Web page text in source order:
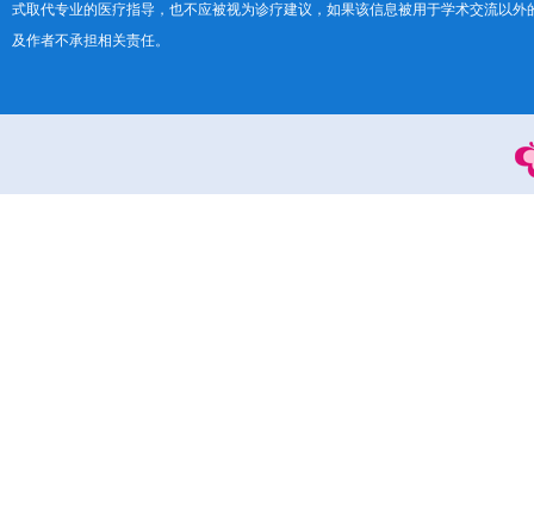
式取代专业的医疗指导，也不应被视为诊疗建议，如果该信息被用于学术交流以外
及作者不承担相关责任。